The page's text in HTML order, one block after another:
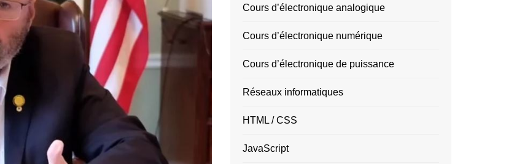
Cours d’électronique analogique
Cours d’électronique numérique
Cours d’électronique de puissance
Réseaux informatiques
HTML / CSS
JavaScript